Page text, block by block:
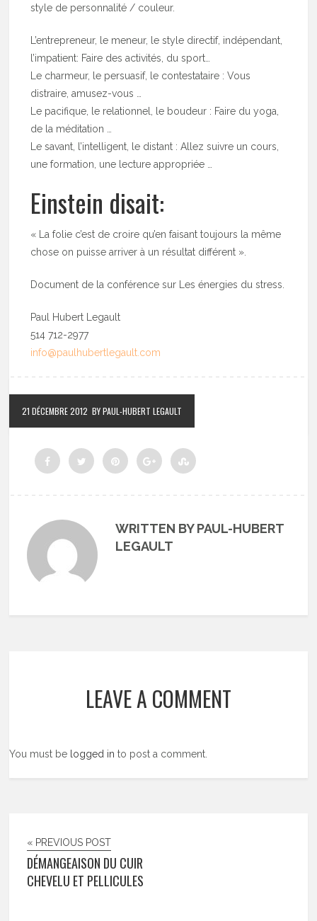
style de personnalité / couleur.
L’entrepreneur, le meneur, le style directif, indépendant,
l’impatient: Faire des activités, du sport…
Le charmeur, le persuasif, le contestataire : Vous
distraire, amusez-vous …
Le pacifique, le relationnel, le boudeur : Faire du yoga,
de la méditation …
Le savant, l’intelligent, le distant : Allez suivre un cours,
une formation, une lecture appropriée …
Einstein disait:
« La folie c’est de croire qu’en faisant toujours la même
chose on puisse arriver à un résultat différent ».
Document de la conférence sur Les énergies du stress.
Paul Hubert Legault
514 712-2977
info@paulhubertlegault.com
21 DÉCEMBRE 2012 BY PAUL-HUBERT LEGAULT
WRITTEN BY PAUL-HUBERT
LEGAULT
LEAVE A COMMENT
You must be logged in to post a comment.
« PREVIOUS POST
DÉMANGEAISON DU CUIR
CHEVELU ET PELLICULES